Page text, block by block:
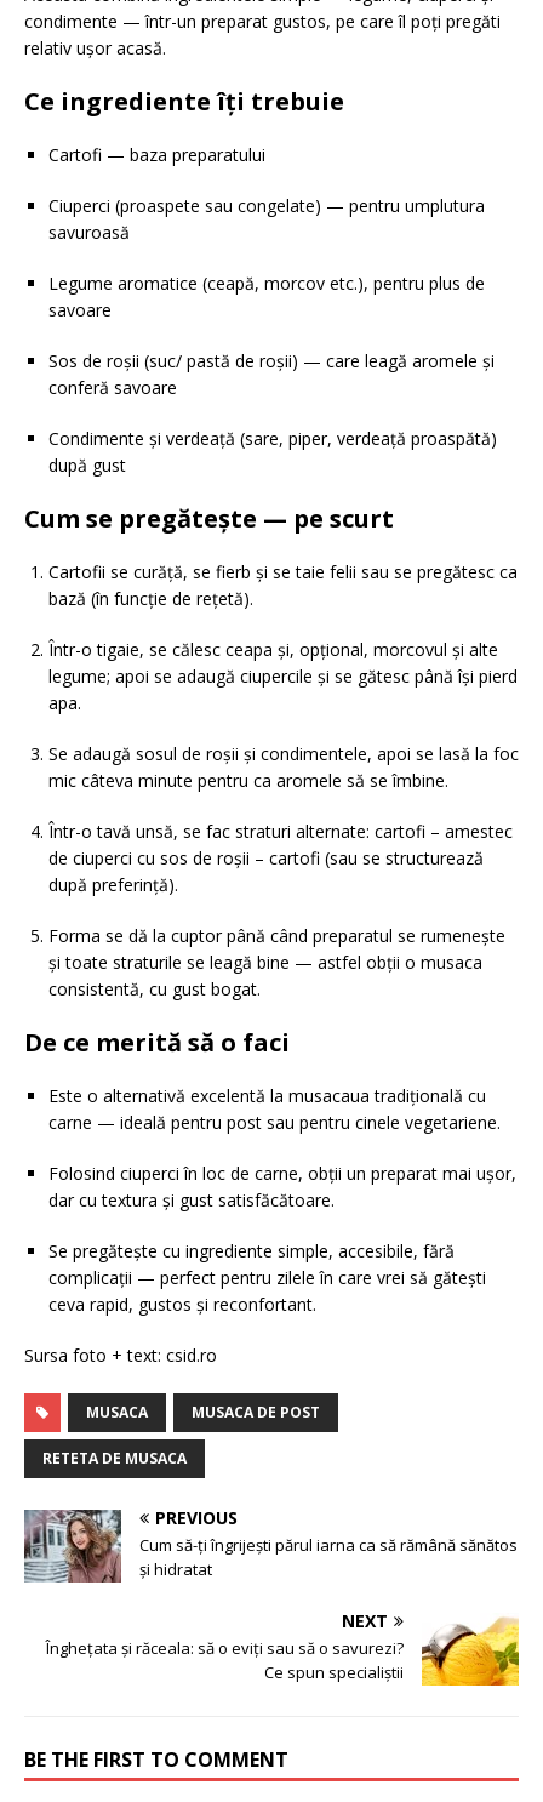
condimente — într-un preparat gustos, pe care îl poți pregăti
relativ ușor acasă.
Ce ingrediente îți trebuie
Cartofi — baza preparatului
Ciuperci (proaspete sau congelate) — pentru umplutura
savuroasă
Legume aromatice (ceapă, morcov etc.), pentru plus de
savoare
Sos de roșii (suc/ pastă de roșii) — care leagă aromele și
conferă savoare
Condimente și verdeață (sare, piper, verdeață proaspătă)
după gust
Cum se pregătește — pe scurt
Cartofii se curăță, se fierb și se taie felii sau se pregătesc ca
bază (în funcție de rețetă).
Într-o tigaie, se călesc ceapa și, opțional, morcovul și alte
legume; apoi se adaugă ciupercile și se gătesc până își pierd
apa.
Se adaugă sosul de roșii și condimentele, apoi se lasă la foc
mic câteva minute pentru ca aromele să se îmbine.
Într-o tavă unsă, se fac straturi alternate: cartofi – amestec
de ciuperci cu sos de roșii – cartofi (sau se structurează
după preferință).
Forma se dă la cuptor până când preparatul se rumenește
și toate straturile se leagă bine — astfel obții o musaca
consistentă, cu gust bogat.
De ce merită să o faci
Este o alternativă excelentă la musacaua tradițională cu
carne — ideală pentru post sau pentru cinele vegetariene.
Folosind ciuperci în loc de carne, obții un preparat mai ușor,
dar cu textura și gust satisfăcătoare.
Se pregătește cu ingrediente simple, accesibile, fără
complicații — perfect pentru zilele în care vrei să gătești
ceva rapid, gustos și reconfortant.
Sursa foto + text: csid.ro
MUSACA MUSACA DE POST
RETETA DE MUSACA
PREVIOUS
Cum să-ți îngrijești părul iarna ca să rămână sănătos
și hidratat
NEXT
Înghețata și răceala: să o eviți sau să o savurezi?
Ce spun specialiștii
BE THE FIRST TO COMMENT